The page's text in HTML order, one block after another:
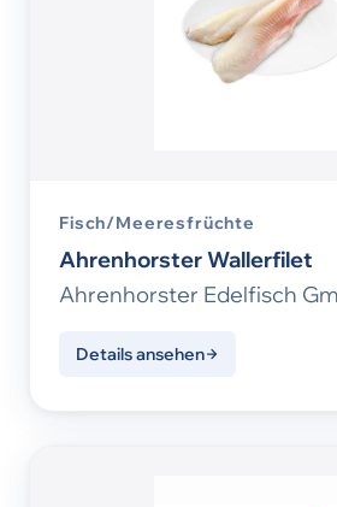
Fisch/Meeresfrüchte
Ahrenhorster Wallerfilet
Ahrenhorster Edelfisch
Details ansehen